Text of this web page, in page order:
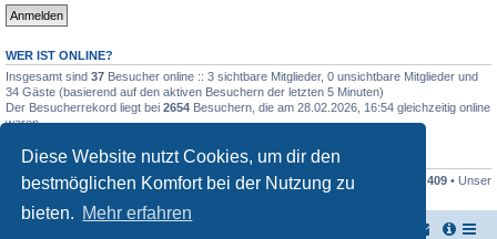
Diese Website nutzt Cookies, um dir den
bestmöglichen Komfort bei der Nutzung zu
bieten. Mehr erfahren
WER IST ONLINE?
Insgesamt sind 37 Besucher online :: 3 sichtbare Mitglieder, 0 unsichtbare Mitglieder und
34 Gäste (basierend auf den aktiven Besuchern der letzten 5 Minuten)
Der Besucherrekord liegt bei 2654 Besuchern, die am 28.02.2026, 16:54 gleichzeitig online
waren.
STATISTIK
Beiträge insgesamt161446• Themen insgesamt17948• Mitglieder insgesamt 409 • Unser
neuestes Mitglied: